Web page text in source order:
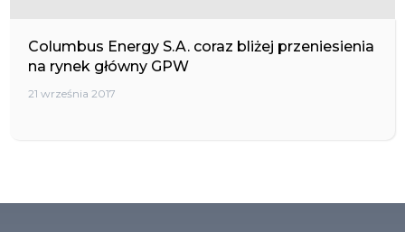
Columbus Energy S.A. coraz bliżej przeniesienia
na rynek główny GPW
21 września 2017